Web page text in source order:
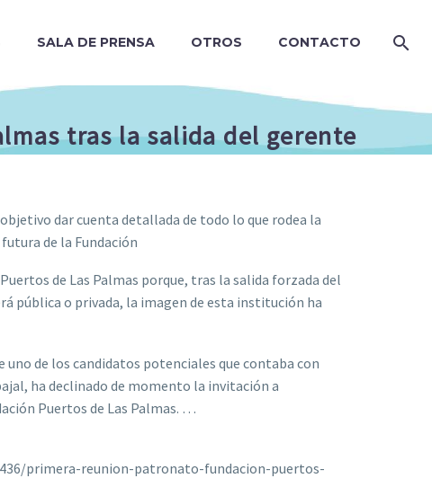
SALA DE PRENSA OTROS CONTACTO
tras la salida del gerente
dar cuenta detallada de todo lo que rodea la
de la Fundación
de Las Palmas porque, tras la salida forzada del
pública o privada, la imagen de esta institución ha
uno de los candidatos potenciales que contaba con
ha declinado de momento la invitación a
Puertos de Las Palmas. …
primera-reunion-patronato-fundacion-puertos-